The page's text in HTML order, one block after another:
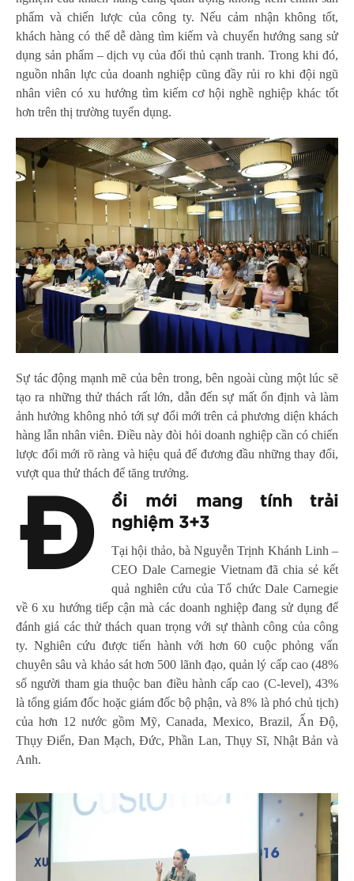
phẩm và chiến lược của công ty. Nếu cảm nhận không tốt,
khách hàng có thể dễ dàng tìm kiếm và chuyển hướng sang sử
dụng sản phẩm – dịch vụ của đối thủ cạnh tranh. Trong khi đó,
nguồn nhân lực của doanh nghiệp cũng đầy rủi ro khi đội ngũ
nhân viên có xu hướng tìm kiếm cơ hội nghề nghiệp khác tốt
hơn trên thị trường tuyển dụng.
Sự tác động mạnh mẽ của bên trong, bên ngoài cùng một lúc sẽ
tạo ra những thử thách rất lớn, dẫn đến sự mất ổn định và làm
ảnh hưởng không nhỏ tới sự đổi mới trên cả phương diện khách
hàng lẫn nhân viên. Điều này đòi hỏi doanh nghiệp cần có chiến
lược đổi mới rõ ràng và hiệu quả để đương đầu những thay đổi,
vượt qua thử thách để tăng trưởng.
Đ
ổi mới mang tính trải
nghiệm 3+3
Tại hội thảo, bà Nguyễn Trịnh Khánh Linh –
CEO Dale Carnegie Vietnam đã chia sẻ kết
quả nghiên cứu của Tổ chức Dale Carnegie
về 6 xu hướng tiếp cận mà các doanh nghiệp đang sử dụng để
đánh giá các thử thách quan trọng với sự thành công của công
ty. Nghiên cứu được tiến hành với hơn 60 cuộc phỏng vấn
chuyên sâu và khảo sát hơn 500 lãnh đạo, quản lý cấp cao (48%
số người tham gia thuộc ban điều hành cấp cao (C-level), 43%
là tổng giám đốc hoặc giám đốc bộ phận, và 8% là phó chủ tịch)
của hơn 12 nước gồm Mỹ, Canada, Mexico, Brazil, Ấn Độ,
Thụy Điển, Đan Mạch, Đức, Phần Lan, Thụy Sĩ, Nhật Bản và
Anh.